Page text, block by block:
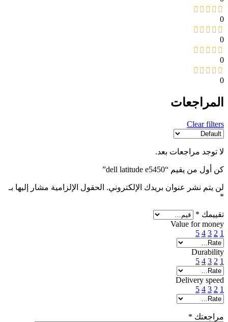
0
0
0
0
المراجعات
Clear filters
لا توجد مراجعات بعد.
كن أول من يقيم “dell latitude e5450”
لن يتم نشر عنوان بريدك الإلكتروني. الحقول الإلزامية مشار إليها بـ
*
تقييمك *
Value for money
1
2
3
4
5
Durability
1
2
3
4
5
Delivery speed
1
2
3
4
5
مراجعتك *